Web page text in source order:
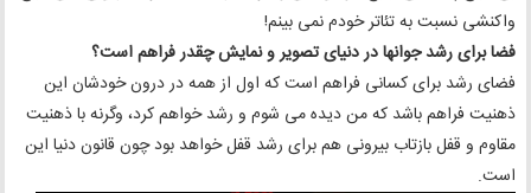
واکنشی نسبت به تئاتر خودم نمی بینم!
فضا برای رشد جوانها در دنیای تصویر و نمایش چقدر فراهم است؟
فضای رشد برای کسانی فراهم است که اول از همه در درون خودشان این
ذهنیت فراهم باشد که من دیده می شوم و رشد خواهم کرد، وگرنه با ذهنیت
مقاوم و قفل بازتاب بیرونی هم برای رشد قفل خواهد بود چون قانون دنیا این
است.